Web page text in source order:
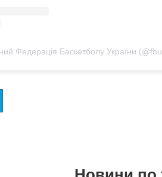
Федерація Баскетболу України